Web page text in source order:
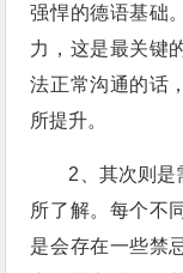
强悍的德语基础
力，这是最关键
法正常沟通的话
所提升。
2、其次则是
所了解。每个不
是会存在一些禁